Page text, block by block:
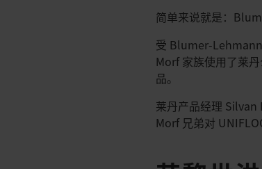
简单来说就是：
受 Blumer-Lehmann
Morf 家族使用了莱
品。
莱丹产品经理 Silvan
Morf 兄弟对